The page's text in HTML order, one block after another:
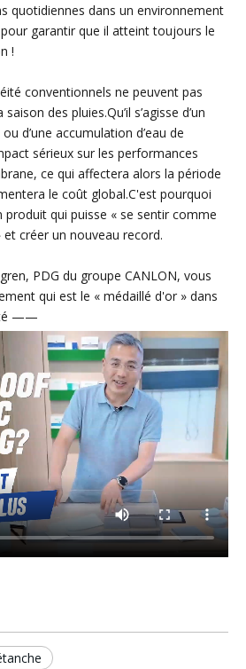
quotidiennes dans un environnement
garantir que il atteint toujours le
!
conventionnels ne peuvent pas
des pluies.Qu’il s’agisse d’un
d’une accumulation d’eau de
sérieux sur les performances
ce qui affectera alors la période
le coût global.C'est pourquoi
qui puisse « se sentir comme
créer un nouveau record.
PDG du groupe CANLON, vous
qui est le « médaillé d'or » dans
——